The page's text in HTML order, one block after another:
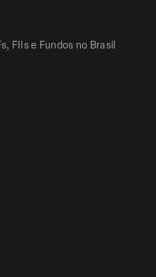
FIIs e Fundos no Brasil